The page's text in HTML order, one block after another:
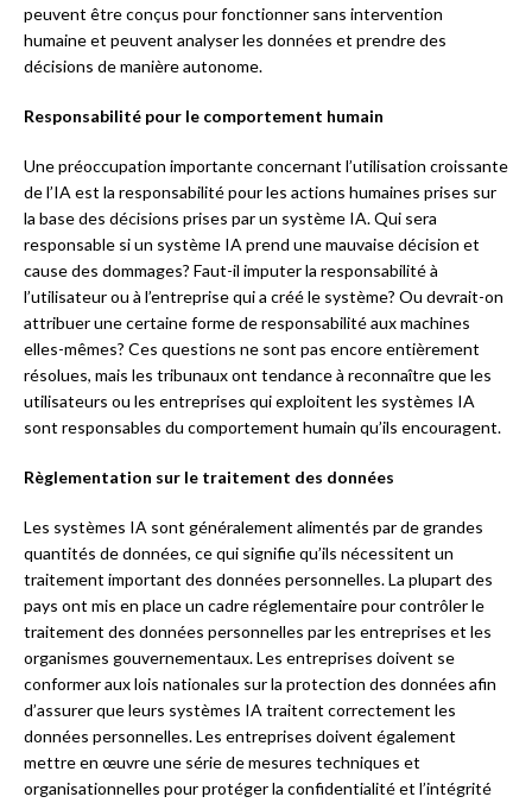
peuvent être conçus pour fonctionner sans intervention
humaine et peuvent analyser les données et prendre des
décisions de manière autonome.
Responsabilité pour le comportement humain
Une préoccupation importante concernant l’utilisation croissante
de l’IA est la responsabilité pour les actions humaines prises sur
la base des décisions prises par un système IA. Qui sera
responsable si un système IA prend une mauvaise décision et
cause des dommages? Faut-il imputer la responsabilité à
l’utilisateur ou à l’entreprise qui a créé le système? Ou devrait-on
attribuer une certaine forme de responsabilité aux machines
elles-mêmes? Ces questions ne sont pas encore entièrement
résolues, mais les tribunaux ont tendance à reconnaître que les
utilisateurs ou les entreprises qui exploitent les systèmes IA
sont responsables du comportement humain qu’ils encouragent.
Règlementation sur le traitement des données
Les systèmes IA sont généralement alimentés par de grandes
quantités de données, ce qui signifie qu’ils nécessitent un
traitement important des données personnelles. La plupart des
pays ont mis en place un cadre réglementaire pour contrôler le
traitement des données personnelles par les entreprises et les
organismes gouvernementaux. Les entreprises doivent se
conformer aux lois nationales sur la protection des données afin
d’assurer que leurs systèmes IA traitent correctement les
données personnelles. Les entreprises doivent également
mettre en œuvre une série de mesures techniques et
organisationnelles pour protéger la confidentialité et l’intégrité